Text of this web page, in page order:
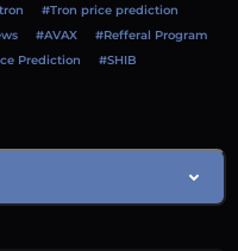
#Tron price prediction
#AVAX
#Refferal Program
Prediction #SHIB